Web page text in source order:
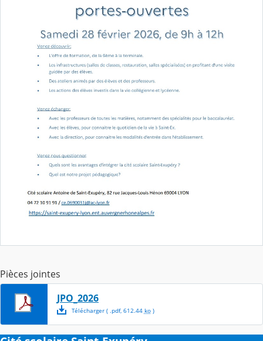
Pièces jointes
JPO_2026
Télécharger( .pdf, 612.44 ko)